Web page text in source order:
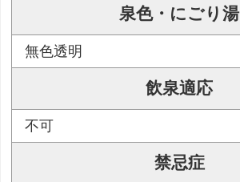
泉色・にごり湯
無色透明
飲泉適応
不可
禁忌症